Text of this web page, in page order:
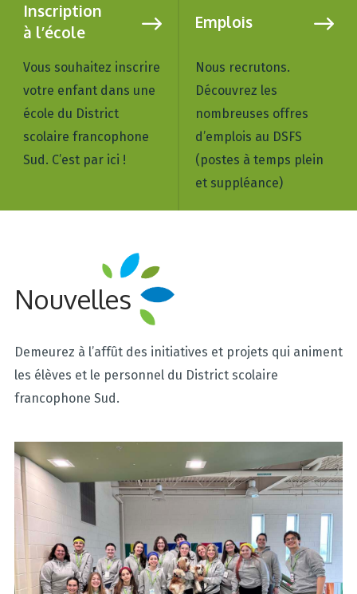
Inscription
à l’école
Vous souhaitez inscrire
votre enfant dans une
école du District
scolaire francophone
Sud. C’est par ici !
Emplois
Nous recrutons.
Découvrez les
nombreuses offres
d’emplois au DSFS
(postes à temps plein
et suppléance)
Nouvelles
Demeurez à l’affût des initiatives et projets qui animent
les élèves et le personnel du District scolaire
francophone Sud.